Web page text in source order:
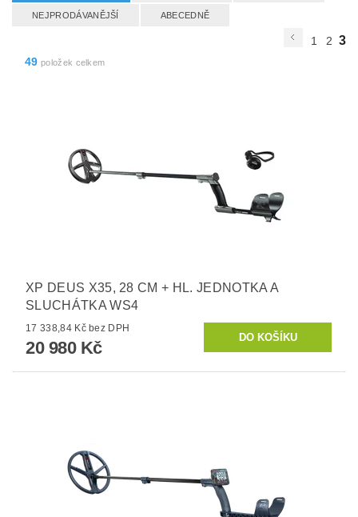
NEJPRODÁVANĚJŠÍ ABECEDNĚ
1 2 3
49 položek celkem
XP DEUS X35, 28 CM + HL. JEDNOTKA A
SLUCHÁTKA WS4
17 338,84 Kč bez DPH
20 980 Kč